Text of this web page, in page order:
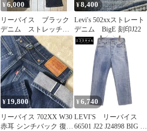
¥6,000
リーバイス ブラック
デニム ストレッチデ
ニム 00s y2k 日本製
¥8,400
Levi's 502xxストレート
デニム BigE 刻印J22
¥ 19,800
リーバイス 702XX W30
赤耳 シンチバック 復刻
¥ 6,740
LEVI'S リーバイス
66501 J22 J24898 BIG E